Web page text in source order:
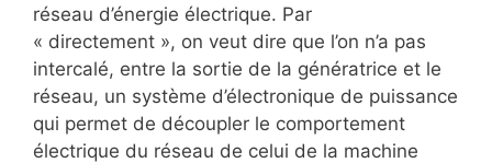
réseau d’énergie électrique. Par
« directement », on veut dire que l’on n’a pas
intercalé, entre la sortie de la génératrice et le
réseau, un système d’électronique de puissance
qui permet de découpler le comportement
électrique du réseau de celui de la machine